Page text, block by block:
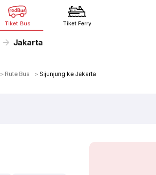
Tiket Bus Tiket Ferry
Jakarta
＞ Rute Bus ＞ Sijunjung ke Jakarta